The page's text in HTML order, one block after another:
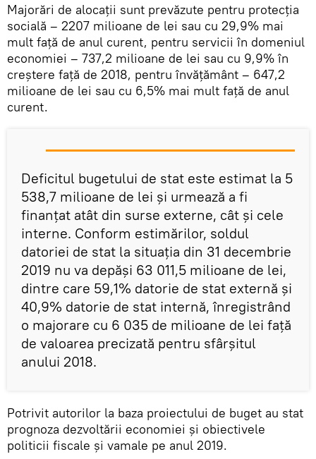
Majorări de alocații sunt prevăzute pentru protecția
socială – 2207 milioane de lei sau cu 29,9% mai
mult față de anul curent, pentru servicii în domeniul
economiei – 737,2 milioane de lei sau cu 9,9% în
creștere față de 2018, pentru învățământ – 647,2
milioane de lei sau cu 6,5% mai mult față de anul
curent.
Deficitul bugetului de stat este estimat la 5
538,7 milioane de lei și urmează a fi
finanțat atât din surse externe, cât și cele
interne. Conform estimărilor, soldul
datoriei de stat la situaţia din 31 decembrie
2019 nu va depăşi 63 011,5 milioane de lei,
dintre care 59,1% datorie de stat externă şi
40,9% datorie de stat internă, înregistrând
o majorare cu 6 035 de milioane de lei faţă
de valoarea precizată pentru sfârşitul
anului 2018.
Potrivit autorilor la baza proiectului de buget au stat
prognoza dezvoltării economiei și obiectivele
politicii fiscale și vamale pe anul 2019.